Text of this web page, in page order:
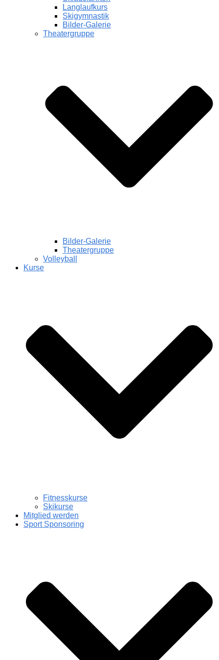
Langlaufkurs
Skigymnastik
Bilder-Galerie
Theatergruppe
Bilder-Galerie
Theatergruppe
Volleyball
Kurse
Fitnesskurse
Skikurse
Mitglied werden
Sport Sponsoring